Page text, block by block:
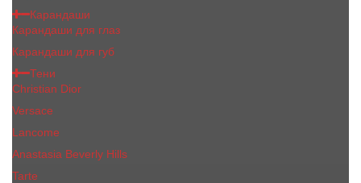
Карандаши
Карандаши для глаз
Карандаши для губ
Тени
Christian Dior
Versace
Lancome
Anastasia Beverly Hills
Tarte